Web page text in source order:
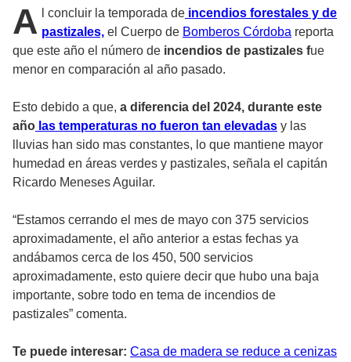
A l concluir la temporada de incendios forestales y de
pastizales, el Cuerpo de Bomberos Córdoba reporta
que este año el número de incendios de pastizales fue
menor en comparación al año pasado.
Esto debido a que, a diferencia del 2024, durante este
año las temperaturas no fueron tan elevadas y las
lluvias han sido mas constantes, lo que mantiene mayor
humedad en áreas verdes y pastizales, señala el capitán
Ricardo Meneses Aguilar.
“Estamos cerrando el mes de mayo con 375 servicios
aproximadamente, el año anterior a estas fechas ya
andábamos cerca de los 450, 500 servicios
aproximadamente, esto quiere decir que hubo una baja
importante, sobre todo en tema de incendios de
pastizales” comenta.
Te puede interesar: Casa de madera se reduce a cenizas